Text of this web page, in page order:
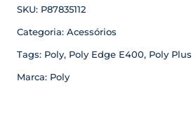
SKU: P87835112
Categoria: Acessórios
Tags: Poly, Poly Edge E400, Poly Plus
Marca: Poly